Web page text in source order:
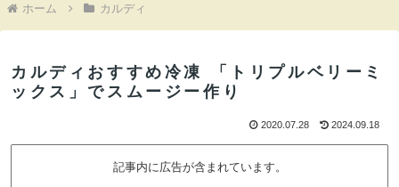
ホーム カルディ
カルディおすすめ冷凍 「トリプルベリーミ
ックス」でスムージー作り
2020.07.28 2024.09.18
記事内に広告が含まれています。